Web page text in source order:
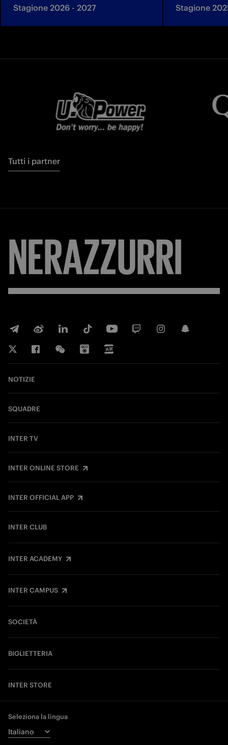
Stagione 2026 - 2027 Stagione
Tutti i partner
FORZAINTER
NOTIZIE
SQUADRE
INTER TV
INTER ONLINE STORE
INTER OFFICIAL APP
INTER CLUB
INTER ACADEMY
INTER CAMPUS
SOCIETÀ
BIGLIETTERIA
INTER STORE
Seleziona la lingua